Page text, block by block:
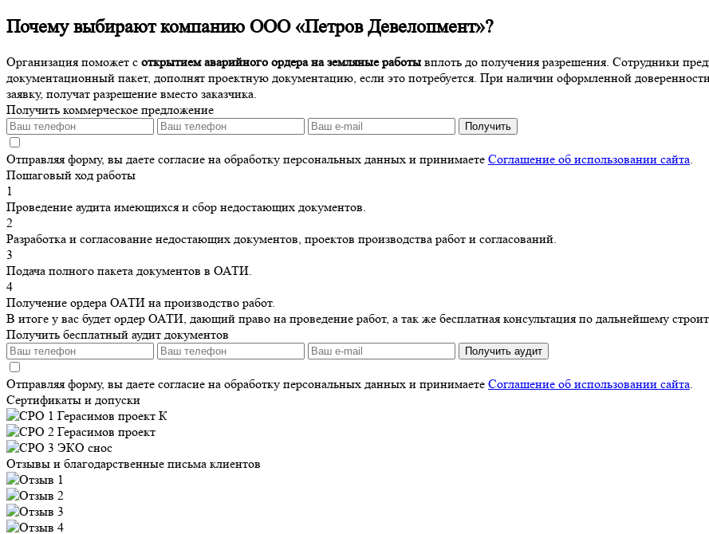
Почему выбирают компанию ООО «Петров Девелопмент»?
Организация поможет с открытием аварийного ордера на земляные работы вплоть до получения разрешения. Сотрудники
документационный пакет, дополнят проектную документацию, если это потребуется. При наличии оформленной
заявку, получат разрешение вместо заказчика.
Получить коммерческое предложение
Получить
Отправляя форму, вы даете согласие на обработку персональных данных и принимаете Соглашение об использовании сайта
Пошаговый ход работы
1
Проведение аудита имеющихся и сбор недостающих документов.
2
Разработка и согласование недостающих документов, проектов производства работ и согласований.
3
Подача полного пакета документов в ОАТИ.
4
Получение ордера ОАТИ на производство работ.
В итоге у вас будет ордер ОАТИ, дающий право на проведение работ, а так же бесплатная консультация по дальнейшему
Получить бесплатный аудит документов
Получить аудит
Отправляя форму, вы даете согласие на обработку персональных данных и принимаете Соглашение об использовании сайта
Сертификаты и допуски
Отзывы и благодарственные письма клиентов